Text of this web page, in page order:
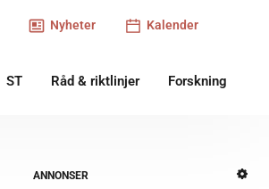
Nyheter Kalender
ST Råd & riktlinjer Forskning
ANNONSER